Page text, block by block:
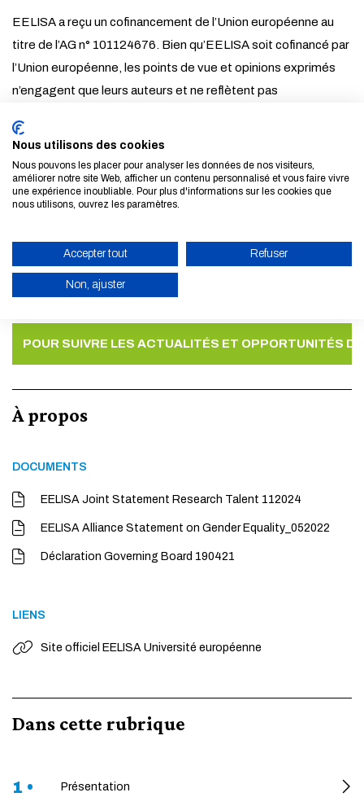
ACTIVER LE MODE ÉCO
EELISA a reçu un cofinancement de l’Union européenne au
titre de l’AG n° 101124676. Bien qu’EELISA soit cofinancé par
l’Union européenne, les points de vue et opinions exprimés
n’engagent que leurs auteurs et ne reflètent pas
exécutive européenne pour l’éducation et la culture (EACEA).
Ni l’Union européenne ni l’EACEA ne peuvent en être tenus
responsables.
POUR TOUTE DEMANDE OU QUESTION, CONTACTEZ-
POUR SUIVRE LES ACTUALITÉS ET OPPORTUNITÉS
À propos
DOCUMENTS
EELISA Joint Statement Research Talent 112024
EELISA Alliance Statement on Gender Equality_052022
Déclaration Governing Board 190421
LIENS
Site officiel EELISA Université européenne
Dans cette rubrique
1 • Présentation
Nous utilisons des cookies
Nous pouvons les placer pour analyser les données de nos visiteurs,
améliorer notre site Web, afficher un contenu personnalisé et vous faire vivre
une expérience inoubliable. Pour plus d'informations sur les cookies que
nous utilisons, ouvrez les paramètres.
Accepter tout Refuser
Non, ajuster